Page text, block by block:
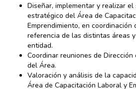
Diseñar, implementar y realizar
estratégico del Área de
Emprendimiento, en coordinación
referencia de las distintas áreas
entidad.
Coordinar reuniones de
del Área.
Valoración y análisis de la
Área de Capacitación Laboral y